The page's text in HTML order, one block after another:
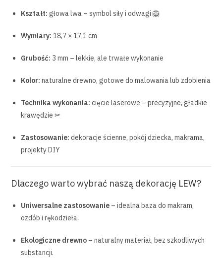
Kształt: głowa lwa – symbol siły i odwagi 🦁
Wymiary: 18,7 × 17,1 cm
Grubość: 3 mm – lekkie, ale trwałe wykonanie
Kolor: naturalne drewno, gotowe do malowania lub zdobienia
Technika wykonania: cięcie laserowe – precyzyjne, gładkie
krawędzie ✂
Zastosowanie: dekoracje ścienne, pokój dziecka, makrama,
projekty DIY
Dlaczego warto wybrać naszą dekorację LEW?
Uniwersalne zastosowanie – idealna baza do makram,
ozdób i rękodzieła.
Ekologiczne drewno – naturalny materiał, bez szkodliwych
substancji.